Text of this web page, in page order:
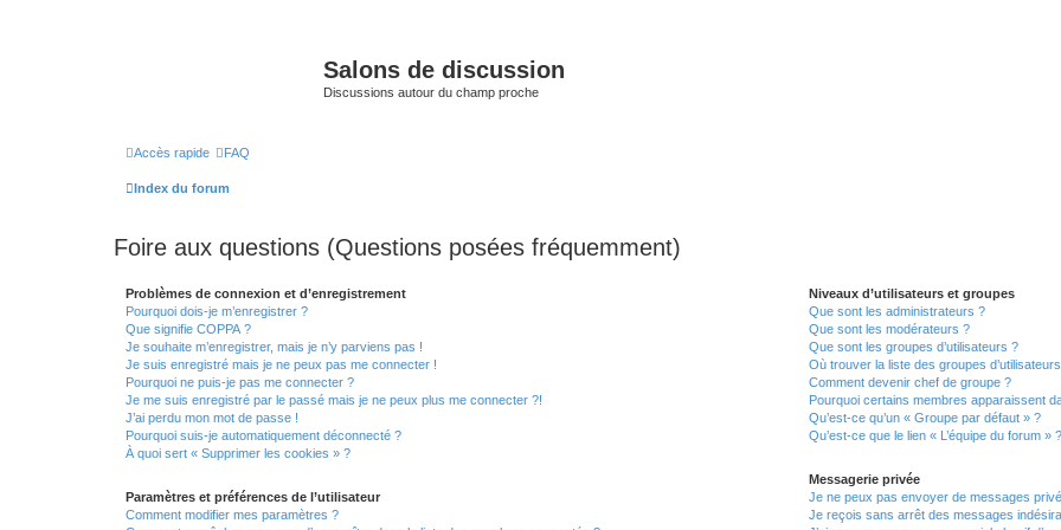
Salons de discussion
Discussions autour du champ proche
Accès rapide FAQ
Index du forum
Foire aux questions (Questions posées fréquemment)
Problèmes de connexion et d’enregistrement
Pourquoi dois-je m’enregistrer ?
Que signifie COPPA ?
Je souhaite m’enregistrer, mais je n’y parviens pas !
Je suis enregistré mais je ne peux pas me connecter !
Pourquoi ne puis-je pas me connecter ?
Je me suis enregistré par le passé mais je ne peux plus me connecter ?!
J’ai perdu mon mot de passe !
Pourquoi suis-je automatiquement déconnecté ?
À quoi sert « Supprimer les cookies » ?
Paramètres et préférences de l’utilisateur
Comment modifier mes paramètres ?
Niveaux d’utilisateurs et groupes
Que sont les administrateurs ?
Que sont les modérateurs ?
Que sont les groupes d’utilisateurs ?
Où trouver la liste des groupes
Comment devenir chef de groupe ?
Pourquoi certains membres apparaissent
Qu’est-ce qu’un « Groupe par défaut » ?
Qu’est-ce que le lien « L’équipe du forum » ?
Messagerie privée
Je ne peux pas envoyer de messages
Je reçois sans arrêt des messages